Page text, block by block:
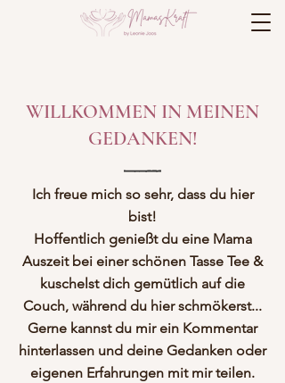
WILLKOMMEN IN MEINEN
GEDANKEN!
Ich freue mich so sehr, dass du hier
bist!
Hoffentlich genießt du eine Mama
Auszeit bei einer schönen Tasse Tee &
kuschelst dich gemütlich auf die
Couch, während du hier schmökerst...
Gerne kannst du mir ein Kommentar
hinterlassen und deine Gedanken oder
eigenen Erfahrungen mit mir teilen.